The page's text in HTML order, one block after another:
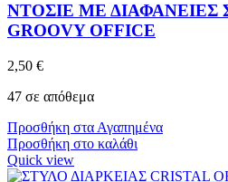
ΝΤΟΣΙΕ ΜΕ ΔΙΑΦΑΝΕΙΕΣ
GROOVY OFFICE
2,50 €
47 σε απόθεμα
Προσθήκη στα Αγαπημένα
Προσθήκη στο καλάθι
Quick view